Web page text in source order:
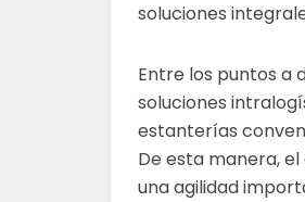
soluciones
Entre los puntos a
soluciones
estanterías
De esta manera,
una agilidad